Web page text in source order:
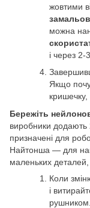
жовтими
можна
і через 2-
Якщо
кришечку,
Бережіть
виробники додають
призначені для
Найтонша — для
маленьких деталей,
Коли
і
рушником.